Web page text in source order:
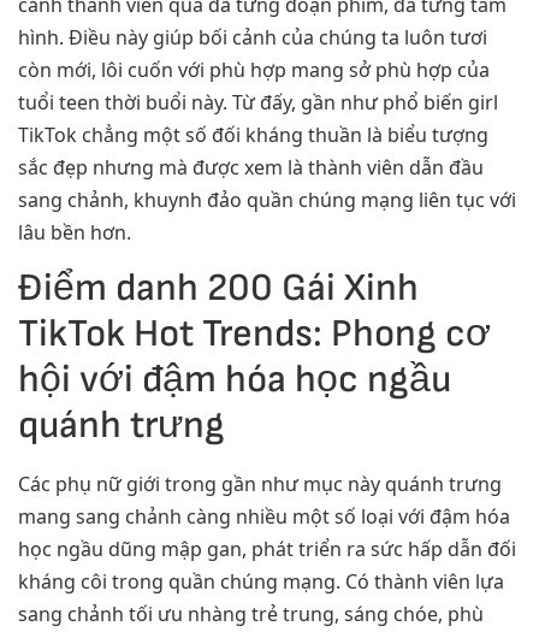
hình. Điều này giúp bối cảnh của chúng ta luôn tươi
còn mới, lôi cuốn với phù hợp mang sở phù hợp của
tuổi teen thời buổi này. Từ đấy, gần như phổ biến girl
TikTok chẳng một số đối kháng thuần là biểu tượng
sắc đẹp nhưng mà được xem là thành viên dẫn đầu
sang chảnh, khuynh đảo quần chúng mạng liên tục với
lâu bền hơn.
Điểm danh 200 Gái Xinh
TikTok Hot Trends: Phong cơ
hội với đậm hóa học ngầu
quánh trưng
Các phụ nữ giới trong gần như mục này quánh trưng
mang sang chảnh càng nhiều một số loại với đậm hóa
học ngầu dũng mập gan, phát triển ra sức hấp dẫn đối
kháng côi trong quần chúng mạng. Có thành viên lựa
sang chảnh tối ưu nhàng trẻ trung, sáng chóe, phù